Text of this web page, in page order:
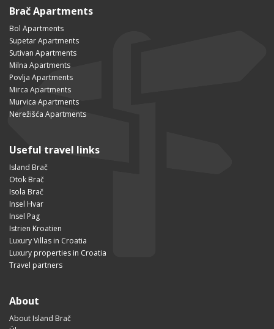
Brač Apartments
Bol Apartments
Supetar Apartments
Sutivan Apartments
Milna Apartments
Povlja Apartments
Mirca Apartments
Murvica Apartments
Nerežišća Apartments
Useful travel links
Island Brač
Otok Brač
Isola Brač
Insel Hvar
Insel Pag
Istrien Kroatien
Luxury Villas in Croatia
Luxury properties in Croatia
Travel partners
About
About Island Brač